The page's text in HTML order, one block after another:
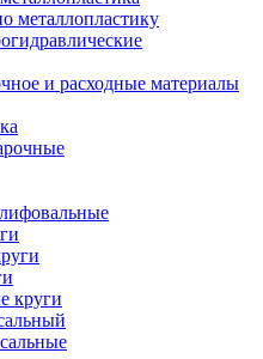
металлопластику
и расходные материалы
круги